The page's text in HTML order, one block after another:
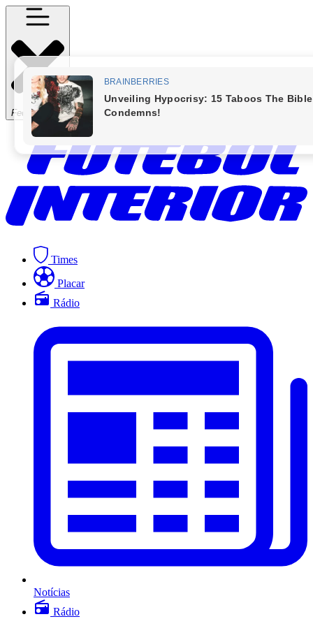
Fechar Menu
Times
Placar
Rádio
Notícias
Rádio